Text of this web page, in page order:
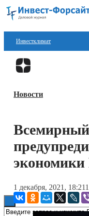
Инвестклимат
Финансы
Блокчейн
Новости
экономики
1 декабря, 2021, 18:21